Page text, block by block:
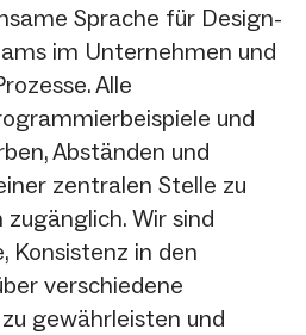
Sprache für Design-
im Unternehmen und
Alle
und
Abständen und
zentralen Stelle zu
Wir sind
Konsistenz in den
verschiedene
gewährleisten und